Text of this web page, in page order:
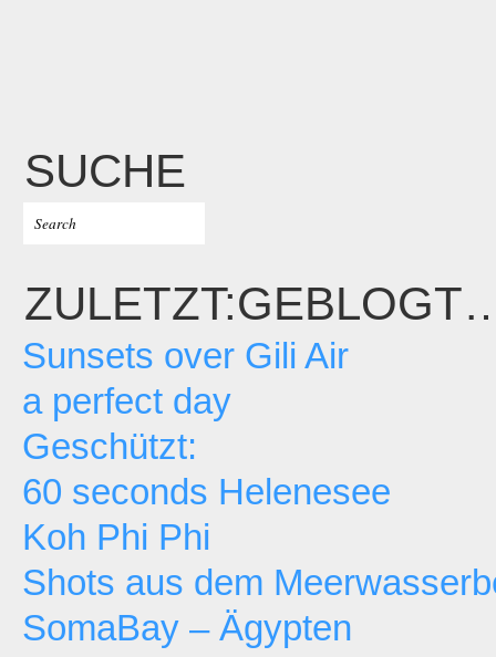
SUCHE
Sunsets over Gili Air
a perfect day
Geschützt:
60 seconds Helenesee
Koh Phi Phi
Shots aus dem
SomaBay – Ägypten